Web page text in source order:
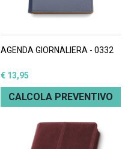
AGENDA GIORNALIERA - 0332
€ 13,95
CALCOLA PREVENTIVO